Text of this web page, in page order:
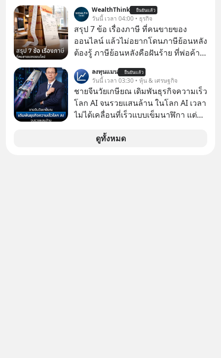
โปรโมชัน ลด 50% ค่าธรรมเนียมซื้อ |
ยอด 2 ล้านบาทขึ้นไป ฟรีค่าธรรมเนียม
ซื้อ
WealthThink ยืนยันแล้ว
วันนี้ เวลา 04:00 • ธุรกิจ
สรุป 7 ข้อ เรื่องภาษี ที่คนขายของ
ออนไลน์ แล้วไม่อยากโดนภาษีย้อนหลัง
ต้องรู้ ภาษีย้อนหลังคือฝันร้าย ที่พ่อค้า
ลงทุนแมน ยืนยันแล้ว
วันนี้ เวลา 03:30 • หุ้น & เศรษฐกิจ
ชายจีนวัยเกษียณ เดิมพันธุรกิจความเร็ว
โลก AI จนรวยแสนล้าน ในโลก AI เวลา
ไม่ได้เคลื่อนที่เร็วแบบเข็มนาฬิกา แต่
ดูทั้งหมด